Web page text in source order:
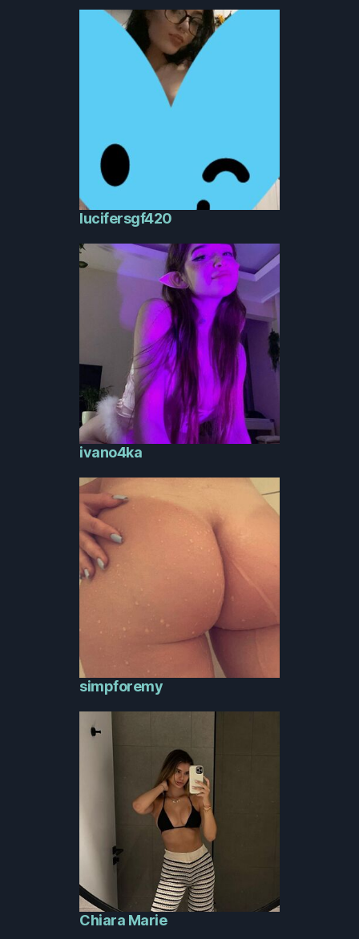
lucifersgf420
ivano4ka
simpforemy
Chiara Marie